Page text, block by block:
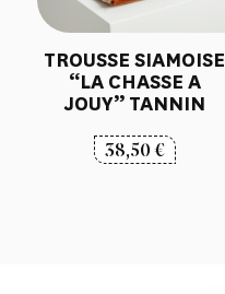
TROUSSE SIAMOISE
“LA CHASSE A
JOUY” TANNIN
38,50€